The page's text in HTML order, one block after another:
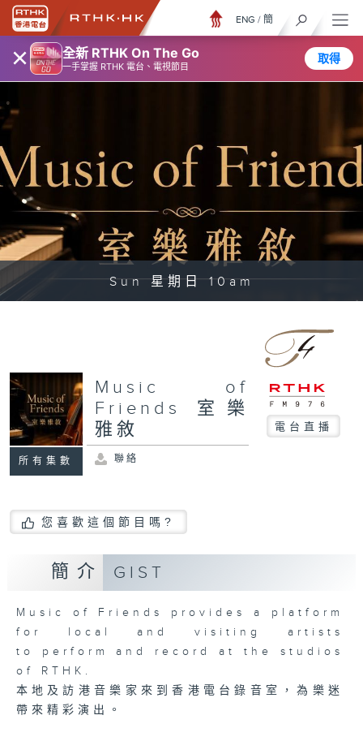
× 全新 RTHK On The Go
一手掌握 RTHK 電台、電視節目
取得
ENG / 簡
Sun 星期日 10am
所有集數
Music of
Friends 室樂
雅敘
電台直播
聯絡
您喜歡這個節目嗎?
簡介 GIST
Music of Friends provides a platform
for local and visiting artists
to perform and record at the studios
of RTHK.
本地及訪港音樂家來到香港電台錄音室，為樂迷
帶來精彩演出。